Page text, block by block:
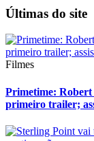
Últimas do site
Filmes
Primetime:
primeiro trailer;